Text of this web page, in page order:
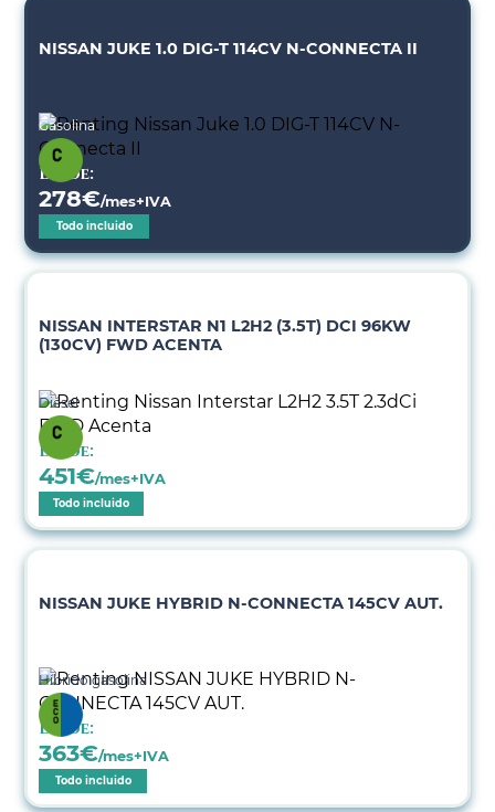
NISSAN JUKE 1.0 DIG-T 114CV N-CONNECTA II
Gasolina
Desde:
278€/mes+IVA
Todo incluido
NISSAN INTERSTAR N1 L2H2 (3.5T) DCI 96KW
(130CV) FWD ACENTA
Diésel
Desde:
451€/mes+IVA
Todo incluido
NISSAN JUKE HYBRID N-CONNECTA 145CV AUT.
Híbrido gasolina
Desde:
363€/mes+IVA
Todo incluido